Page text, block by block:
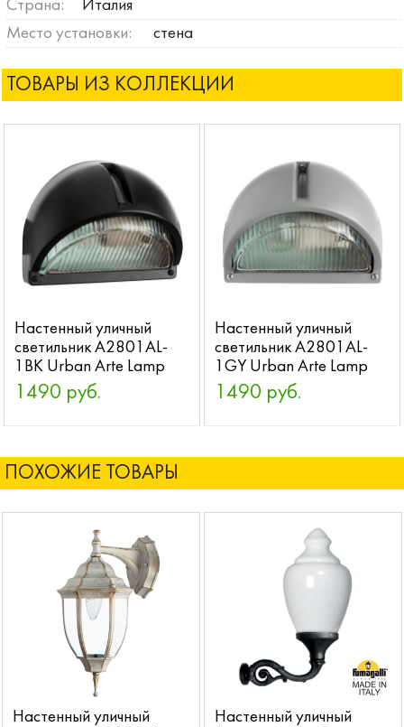
Страна:
Италия
Место установки:
стена
ТОВАРЫ ИЗ КОЛЛЕКЦИИ
Настенный уличный
светильник A2801AL-
1BK Urban Arte Lamp
1490 руб.
Настенный уличный
светильник A2801AL-
1GY Urban Arte Lamp
1490 руб.
ПОХОЖИЕ ТОВАРЫ
Настенный уличный
Настенный уличный